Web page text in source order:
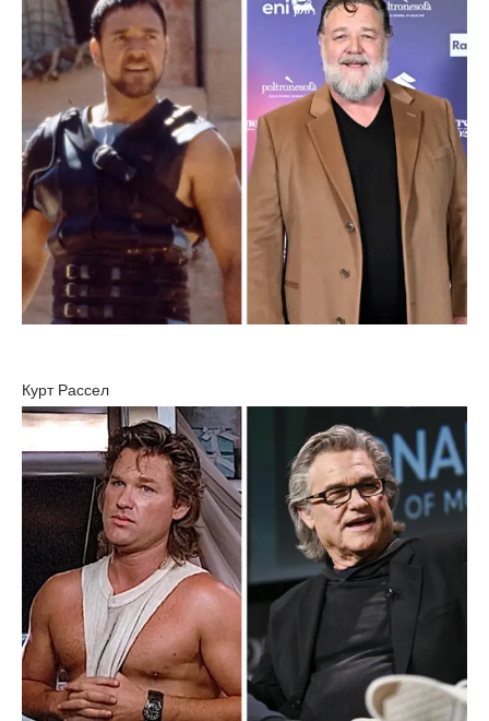
Курт Рассел